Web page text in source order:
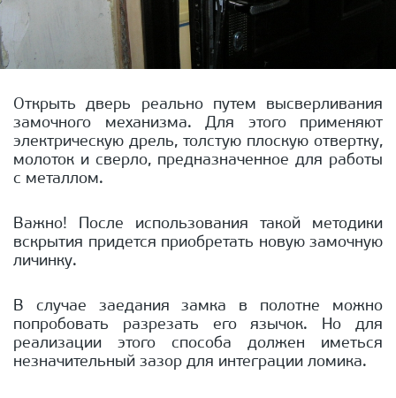
Открыть дверь реально путем высверливания
замочного механизма. Для этого применяют
электрическую дрель, толстую плоскую отвертку,
молоток и сверло, предназначенное для работы
с металлом.
Важно! После использования такой методики
вскрытия придется приобретать новую замочную
личинку.
В случае заедания замка в полотне можно
попробовать разрезать его язычок. Но для
реализации этого способа должен иметься
незначительный зазор для интеграции ломика.